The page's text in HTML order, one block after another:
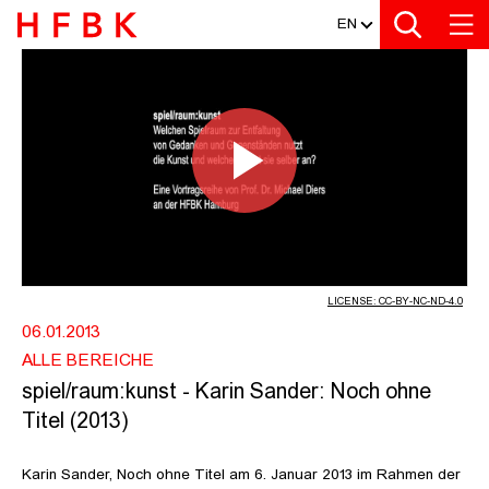
Zur Metanavigation
Zur Hauptnavigation
Zur Suche
Zum Inhalt
Zum Seitenfuss EN
Play
Video
LICENSE: CC-BY-NC-ND-4.0
06.01.2013
ALLE BEREICHE
spiel/raum:kunst - Karin Sander: Noch ohne
Titel (2013)
Karin Sander, Noch ohne Titel am 6. Januar 2013 im Rahmen der